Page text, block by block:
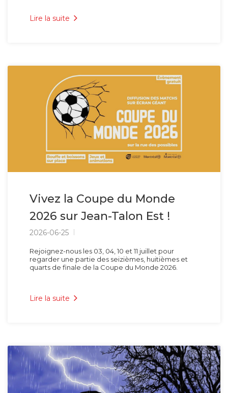
Lire la suite
Vivez la Coupe du Monde
2026 sur Jean-Talon Est !
2026-06-25
Rejoignez-nous les 03, 04, 10 et 11 juillet pour
regarder une partie des seizièmes, huitièmes et
quarts de finale de la Coupe du Monde 2026.
Lire la suite